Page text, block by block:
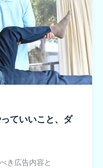
ていいこと、ダ
き広告内容と